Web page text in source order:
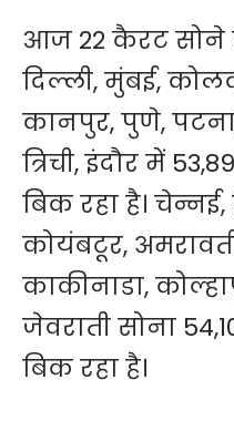
आज 22 कैरट सोने
दिल्ली, मुंबई,
कानपुर, पुणे,
त्रिची, इंदौर में
बिक रहा है।
कोयंबटूर,
काकीनाडा,
जेवराती सोना
बिक रहा है।